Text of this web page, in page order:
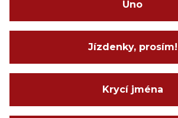
Uno
Jízdenky, prosím!
Krycí jména